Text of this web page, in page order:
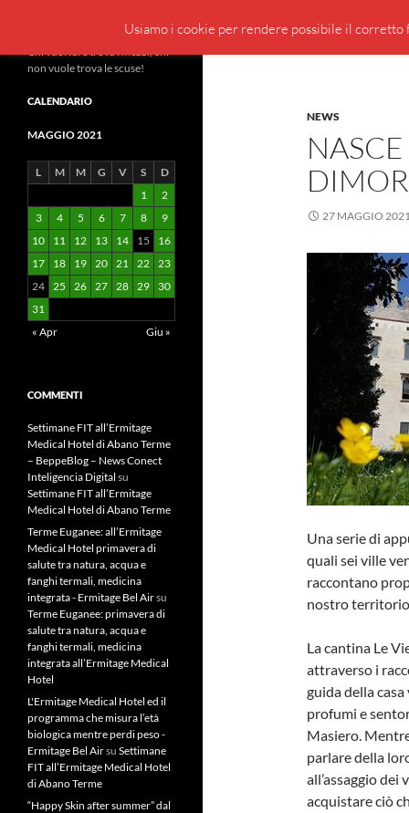
Vai
contenuto
NEWS
27 MAGGIO
Una serie di
quali sei ville
raccontano
nostro
La cantina Le
attraverso i
guida della
profumi e
Masiero.
parlare della
all’assaggio
acquistare ciò
Chi vuol fare trova i mezzi, chi
non vuole trova le scuse!
CALENDARIO
MAGGIO 2021
L M M G V S
D
1
2
3
4 5 6 7 8
9
10
11 12 13 14 15
16
17
18 19 20 21 22 23
24 25 26 27 28 29
30
31
« Apr
Giu »
COMMENTI
Settimane FIT all’Ermitage
Medical Hotel di Abano Terme
– BeppeBlog – News Conect
Inteligencia Digital su
Settimane FIT all’Ermitage
Medical Hotel di Abano Terme
Terme Euganee: all’Ermitage
Medical Hotel primavera di
salute tra natura, acqua e
fanghi termali, medicina
integrata - Ermitage Bel Airsu
Terme Euganee: primavera di
salute tra natura, acqua e
fanghi termali, medicina
integrata all’Ermitage Medical
Hotel
L'Ermitage Medical Hotel ed il
programma che misura l’età
biologica mentre perdi peso -
Ermitage Bel Airsu Settimane
FIT all’Ermitage Medical Hotel
di Abano Terme
“Happy Skin after summer” dal
Usiamo i cookie per rendere possibile il